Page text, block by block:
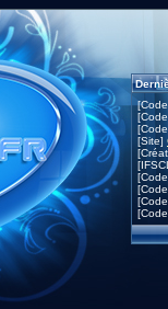
[Site]